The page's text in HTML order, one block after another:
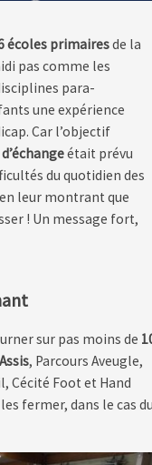
écoles primairesde la
pas comme les
para-
une expérience
Car l’objectif
était prévu
du quotidien des
leur montrant que
! Un message fort,
sur pas moins de
, Parcours Aveugle,
Cécité Foot et Hand
fermer, dans le cas